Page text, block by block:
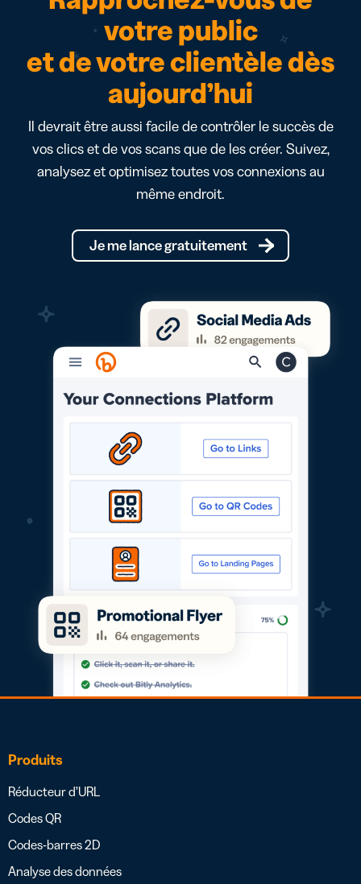
votre public
et de votre clientèle dès
aujourd’hui
Il devrait être aussi facile de contrôler le succès de
vos clics et de vos scans que de les créer. Suivez,
analysez et optimisez toutes vos connexions au
même endroit.
Je me lance gratuitement
Produits
Réducteur d’URL
Codes QR
Codes-barres 2D
Analyse des données